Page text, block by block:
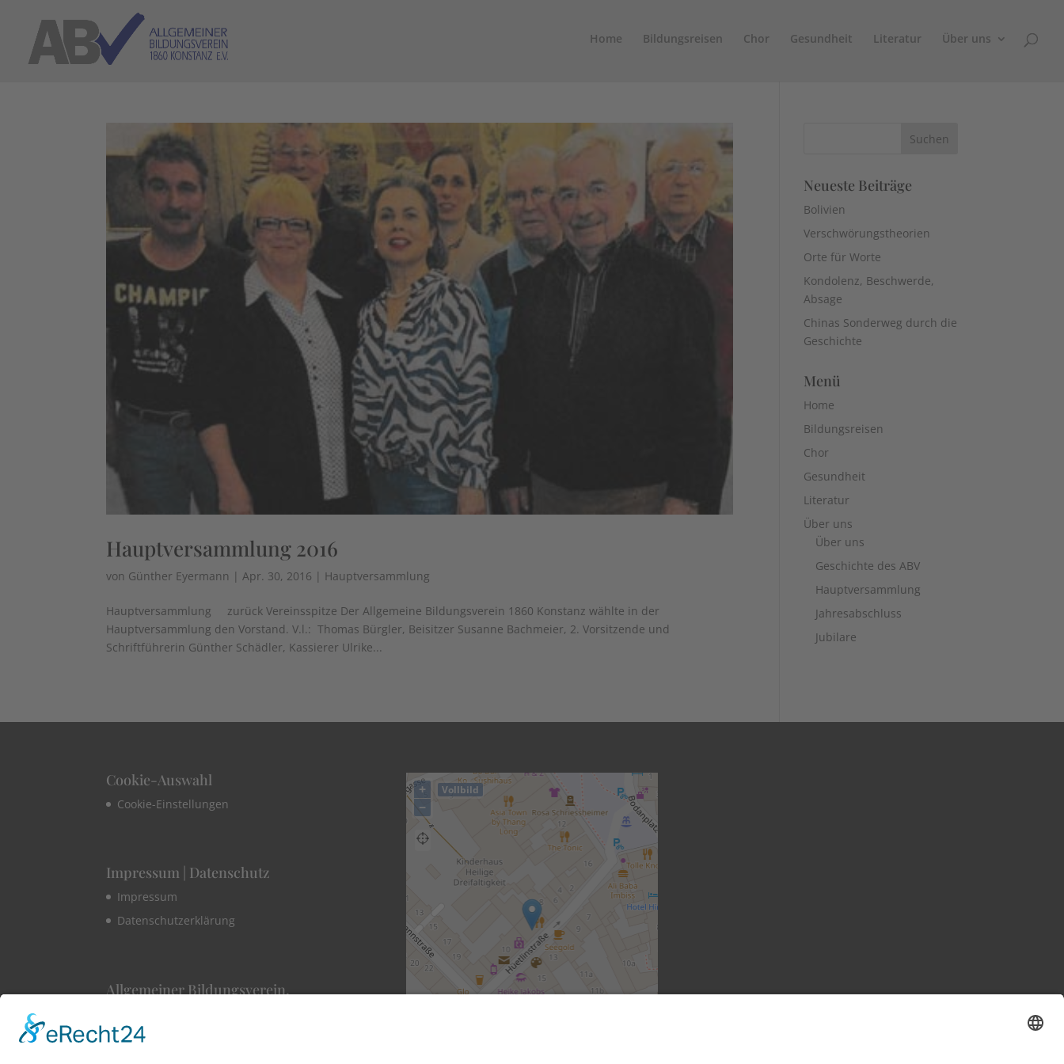
Home Bildungsreisen Chor Gesundheit Literatur Über uns
Hauptversammlung 2016
von Günther Eyermann | Apr. 30, 2016 | Hauptversammlung
Hauptversammlung zurück Vereinsspitze Der Allgemeine Bildungsverein 1860 Konstanz wählte in der
Hauptversammlung den Vorstand. V.l.: ​ Thomas Bürgler, Beisitzer Susanne Bachmeier, 2. Vorsitzende und
Schriftführerin Günther Schädler, Kassierer Ulrike...
Neueste Beiträge
Bolivien
Verschwörungstheorien
Orte für Worte
Kondolenz, Beschwerde,
Absage
Chinas Sonderweg durch die
Geschichte
Menü
Home
Bildungsreisen
Chor
Gesundheit
Literatur
Über uns
Über uns
Geschichte des ABV
Hauptversammlung
Jahresabschluss
Jubilare
Cookie-Auswahl
Cookie-Einstellungen
Impressum | Datenschutz
Impressum
Datenschutzerklärung
Allgemeiner Bildungsverein.
Hüetlinstraße 8a
+
−
Vollbild